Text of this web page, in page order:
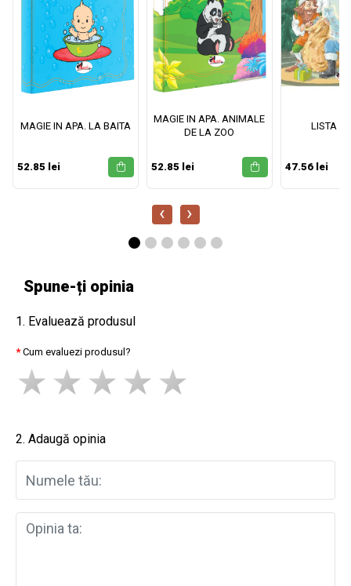
MAGIE IN APA. LA BAITA
52.85 lei
MAGIE IN APA. ANIMALE
DE LA ZOO
52.85 lei
LISTA
47.56 lei
‹ ›
Spune-ți opinia
1. Evaluează produsul
Cum evaluezi produsul?
2. Adaugă opinia